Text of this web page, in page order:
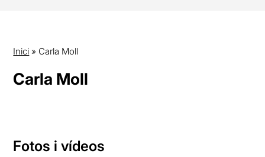
Inici » Carla Moll
Carla Moll
Fotos i vídeos